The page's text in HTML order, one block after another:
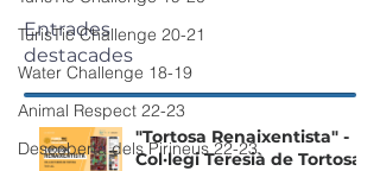
TurisTic Challenge 20-21
Water Challenge 18-19
Animal Respect 22-23
Descoberta dels Pirineus 22-23
Entrades
destacades
"Tortosa Renaixentista" -
Col·legi Teresià de Tortosa